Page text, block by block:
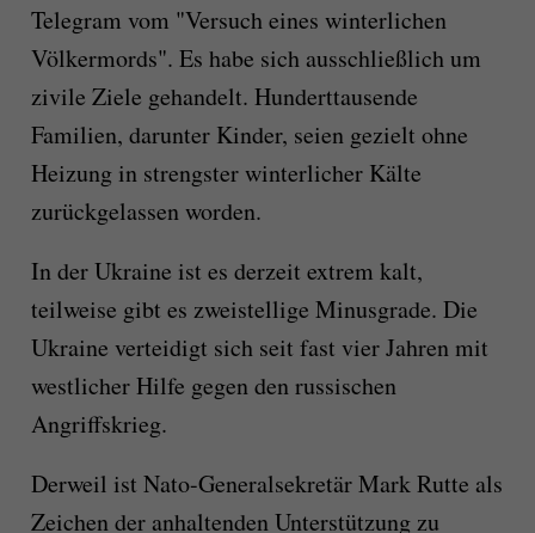
Telegram vom "Versuch eines winterlichen
Völkermords". Es habe sich ausschließlich um
zivile Ziele gehandelt. Hunderttausende
Familien, darunter Kinder, seien gezielt ohne
Heizung in strengster winterlicher Kälte
zurückgelassen worden.
In der Ukraine ist es derzeit extrem kalt,
teilweise gibt es zweistellige Minusgrade. Die
Ukraine verteidigt sich seit fast vier Jahren mit
westlicher Hilfe gegen den russischen
Angriffskrieg.
Derweil ist Nato-Generalsekretär Mark Rutte als
Zeichen der anhaltenden Unterstützung zu